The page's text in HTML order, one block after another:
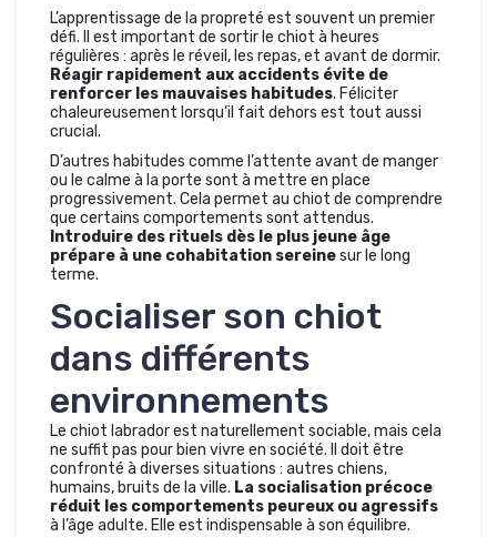
L’apprentissage de la propreté est souvent un premier
défi. Il est important de sortir le chiot à heures
régulières : après le réveil, les repas, et avant de dormir.
Réagir rapidement aux accidents évite de
renforcer les mauvaises habitudes. Féliciter
chaleureusement lorsqu’il fait dehors est tout aussi
crucial.
D’autres habitudes comme l’attente avant de manger
ou le calme à la porte sont à mettre en place
progressivement. Cela permet au chiot de comprendre
que certains comportements sont attendus.
Introduire des rituels dès le plus jeune âge
prépare à une cohabitation sereinesur le long
terme.
Socialiser son chiot
dans différents
environnements
Le chiot labrador est naturellement sociable, mais cela
ne suffit pas pour bien vivre en société. Il doit être
confronté à diverses situations : autres chiens,
humains, bruits de la ville. La socialisation précoce
réduit les comportements peureux ou agressifs
à l’âge adulte. Elle est indispensable à son équilibre.